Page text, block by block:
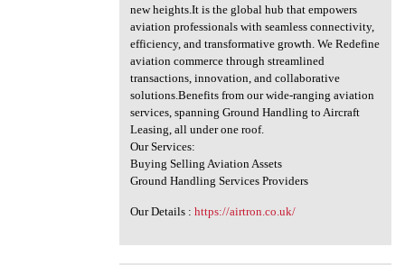
new heights.It is the global hub that empowers
aviation professionals with seamless connectivity,
efficiency, and transformative growth. We Redefine
aviation commerce through streamlined
transactions, innovation, and collaborative
solutions.Benefits from our wide-ranging aviation
services, spanning Ground Handling to Aircraft
Leasing, all under one roof.
Our Services:
Buying Selling Aviation Assets
Ground Handling Services Providers
Our Details : https://airtron.co.uk/